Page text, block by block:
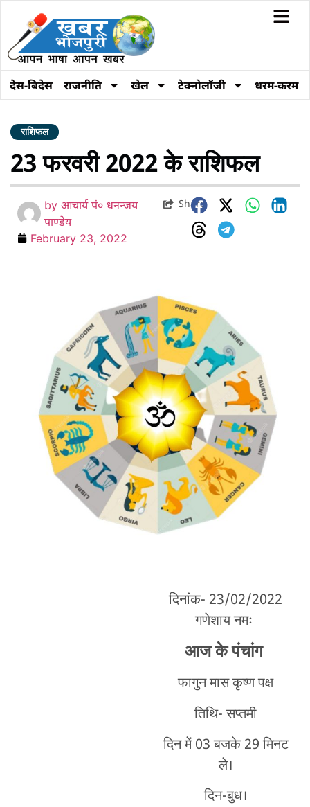
देस-बिदेस राजनीति खेल टेक्नोलॉजी धरम-करम
राशिफल
23 फरवरी 2022 के राशिफल
by आचार्य पं० धनन्जय
पाण्डेय
February 23, 2022
Share
दिनांक- 23/02/2022
गणेशाय नमः
आज के पंचांग
फागुन मास कृष्ण पक्ष
तिथि- सप्तमी
दिन में 03 बजके 29 मिनट
ले।
दिन-बुध।